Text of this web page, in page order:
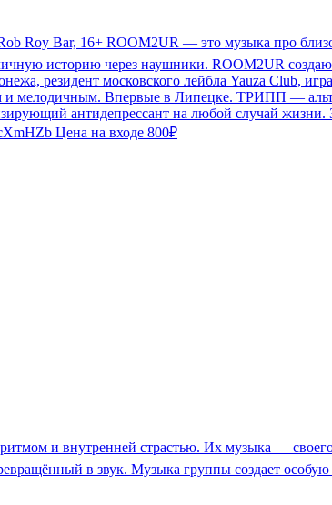
Bar, 16+ ROOM2UR — это музыка про
историю через наушники. ROOM2UR
резидент московского лейбла Yauza Club,
мелодичным. Впервые в Липецке. ТРИПП —
антидепрессант на любой случай
Цена на входе 800₽
и внутренней страстью. Их музыка —
в звук. Музыка группы создает